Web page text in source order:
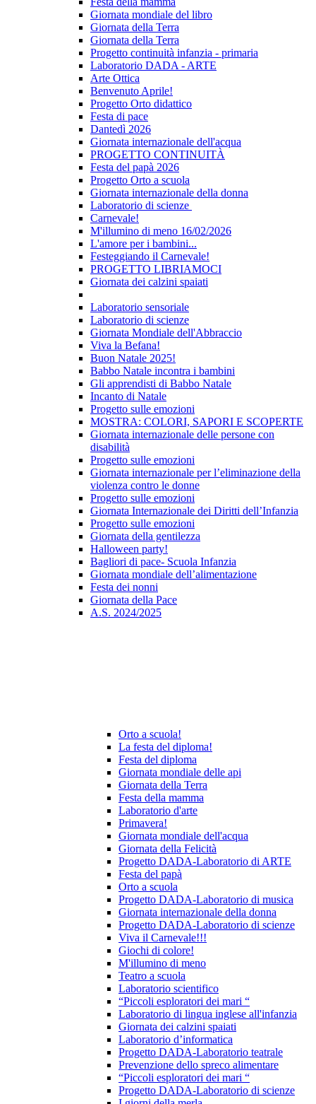
Giornata mondiale del libro
Giornata della Terra
Giornata della Terra
Progetto continuità infanzia - primaria
Laboratorio DADA - ARTE
Arte Ottica
Benvenuto Aprile!
Progetto Orto didattico
Festa di pace
Dantedì 2026
Giornata internazionale dell'acqua
PROGETTO CONTINUITÀ
Festa del papà 2026
Progetto Orto a scuola
Giornata internazionale della donna
Laboratorio di scienze
Carnevale!
M'illumino di meno 16/02/2026
L'amore per i bambini...
Festeggiando il Carnevale!
PROGETTO LIBRIAMOCI
Giornata dei calzini spaiati
Laboratorio sensoriale
Laboratorio di scienze
Giornata Mondiale dell'Abbraccio
Viva la Befana!
Buon Natale 2025!
Babbo Natale incontra i bambini
Gli apprendisti di Babbo Natale
Incanto di Natale
Progetto sulle emozioni
MOSTRA: COLORI, SAPORI E SCOPERTE
Giornata internazionale delle persone con
disabilità
Progetto sulle emozioni
Giornata internazionale per l’eliminazione della
violenza contro le donne
Progetto sulle emozioni
Giornata Internazionale dei Diritti dell’Infanzia
Progetto sulle emozioni
Giornata della gentilezza
Halloween party!
Bagliori di pace- Scuola Infanzia
Giornata mondiale dell’alimentazione
Festa dei nonni
Giornata della Pace
A.S. 2024/2025
Orto a scuola!
La festa del diploma!
Festa del diploma
Giornata mondiale delle api
Giornata della Terra
Festa della mamma
Laboratorio d'arte
Primavera!
Giornata mondiale dell'acqua
Giornata della Felicità
Progetto DADA-Laboratorio di ARTE
Festa del papà
Orto a scuola
Progetto DADA-Laboratorio di musica
Giornata internazionale della donna
Progetto DADA-Laboratorio di scienze
Viva il Carnevale!!!
Giochi di colore!
M'illumino di meno
Teatro a scuola
Laboratorio scientifico
“Piccoli esploratori dei mari “
Laboratorio di lingua inglese all'infanzia
Giornata dei calzini spaiati
Laboratorio d’informatica
Progetto DADA-Laboratorio teatrale
Prevenzione dello spreco alimentare
“Piccoli esploratori dei mari “
Progetto DADA-Laboratorio di scienze